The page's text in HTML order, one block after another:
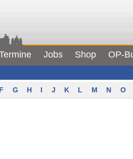
Jobs Shop OP-
F G H I J K L M N O